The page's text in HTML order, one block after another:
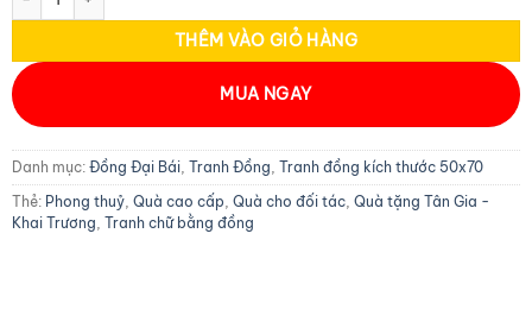
THÊM VÀO GIỎ HÀNG
MUA NGAY
Danh mục: Đồng Đại Bái, Tranh Đồng, Tranh đồng kích thước 50x70
Thẻ: Phong thuỷ, Quà cao cấp, Quà cho đối tác, Quà tặng Tân Gia -
Khai Trương, Tranh chữ bằng đồng